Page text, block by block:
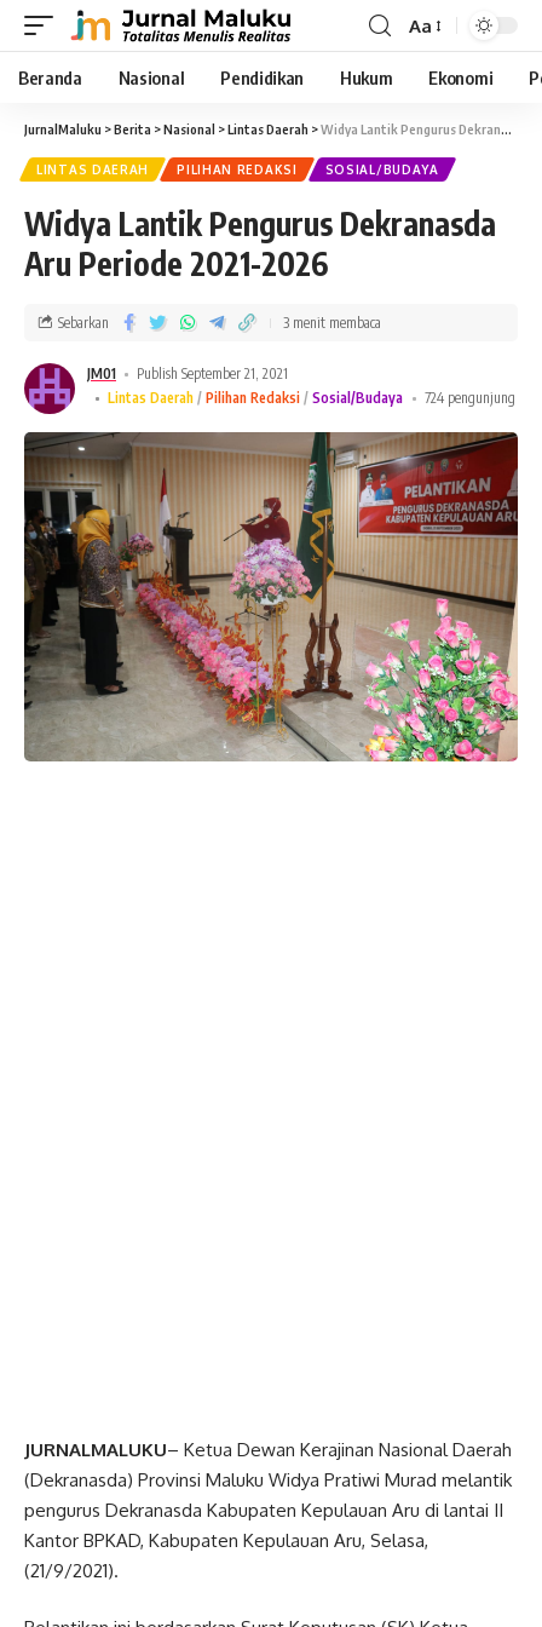
Aa
Beranda Nasional Pendidikan Hukum Ekonomi
JurnalMaluku >Berita >Nasional >Lintas Daerah >Widya Lantik Pengurus Dekranasda Aru Periode 2021-2026
LINTAS DAERAH PILIHAN REDAKSI SOSIAL/BUDAYA
Widya Lantik Pengurus Dekranasda
Aru Periode 2021-2026
JM01
Publish September 21, 2021
Lintas Daerah
Pilihan Redaksi Sosial/Budaya 724 pengunjung
Sebarkan 3 menit membaca
JURNALMALUKU– Ketua Dewan Kerajinan Nasional Daerah
(Dekranasda) Provinsi Maluku Widya Pratiwi Murad melantik
pengurus Dekranasda Kabupaten Kepulauan Aru di lantai II
Kantor BPKAD, Kabupaten Kepulauan Aru, Selasa,
(21/9/2021).